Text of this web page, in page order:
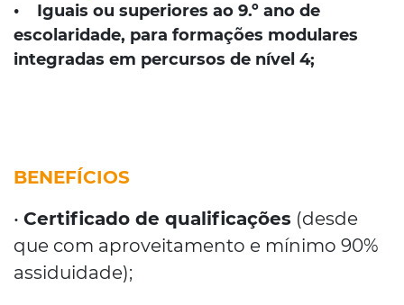
• Iguais ou superiores ao 9.º ano de
escolaridade, para formações modulares
integradas em percursos de nível 4;
BENEFÍCIOS
• Certificado de qualificações (desde
que com aproveitamento e mínimo 90%
assiduidade);